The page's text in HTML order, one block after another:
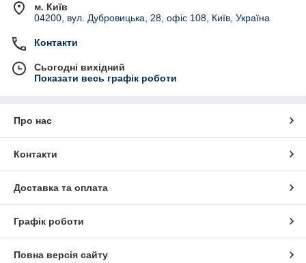
м. Київ
04200, вул. Дубровицька, 28, офіс 108, Київ, Україна
Контакти
Сьогодні вихідний
Показати весь графік роботи
Про нас
Контакти
Доставка та оплата
Графік роботи
Повна версія сайту